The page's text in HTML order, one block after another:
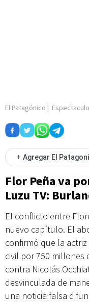
El Patagónico |
+ Agregar El
Flor Peña va
Luzu TV:
El conflicto entre
nuevo capítulo. El
confirmó que la
civil por 750
contra Nicolás
desvinculada de
una noticia falsa